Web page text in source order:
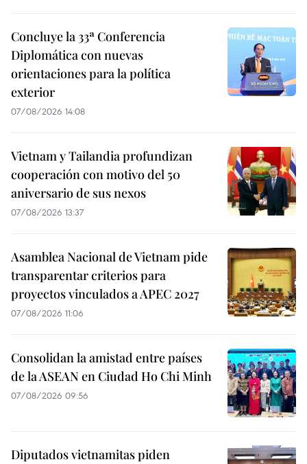
Concluye la 33ª Conferencia
Diplomática con nuevas
orientaciones para la política
exterior
07/08/2026 14:08
Vietnam y Tailandia profundizan
cooperación con motivo del 50
aniversario de sus nexos
07/08/2026 13:37
Asamblea Nacional de Vietnam pide
transparentar criterios para
proyectos vinculados a APEC 2027
07/08/2026 11:06
Consolidan la amistad entre países
de la ASEAN en Ciudad Ho Chi Minh
07/08/2026 09:56
Diputados vietnamitas piden